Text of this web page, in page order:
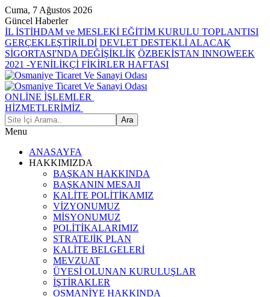
Cuma, 7 Ağustos 2026
Güncel Haberler
İL İSTİHDAM ve MESLEKİ EĞİTİM KURULU TOPLANTISI
GERÇEKLEŞTİRİLDİ DEVLET DESTEKLİ ALACAK
SİGORTASI'NDA DEĞİŞİKLİK ÖZBEKİSTAN INNOWEEK
2021 -YENİLİKÇİ FİKİRLER HAFTASI
ONLİNE İŞLEMLER
HİZMETLERİMİZ
Menu
ANASAYFA
HAKKIMIZDA
BAŞKAN HAKKINDA
BAŞKANIN MESAJI
KALİTE POLİTİKAMIZ
VİZYONUMUZ
MİSYONUMUZ
POLİTİKALARIMIZ
STRATEJİK PLAN
KALİTE BELGELERİ
MEVZUAT
ÜYESİ OLUNAN KURULUŞLAR
İŞTİRAKLER
OSMANİYE HAKKINDA